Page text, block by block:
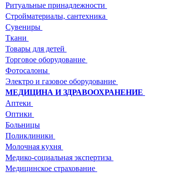
Ритуальные принадлежности
Стройматериалы, сантехника
Сувениры
Ткани
Товары для детей
Торговое оборудование
Фотосалоны
Электро и газовое оборудование
МЕДИЦИНА И ЗДРАВООХРАНЕНИЕ
Аптеки
Оптики
Больницы
Поликлиники
Молочная кухня
Медико-социальная экспертиза
Медицинское страхование